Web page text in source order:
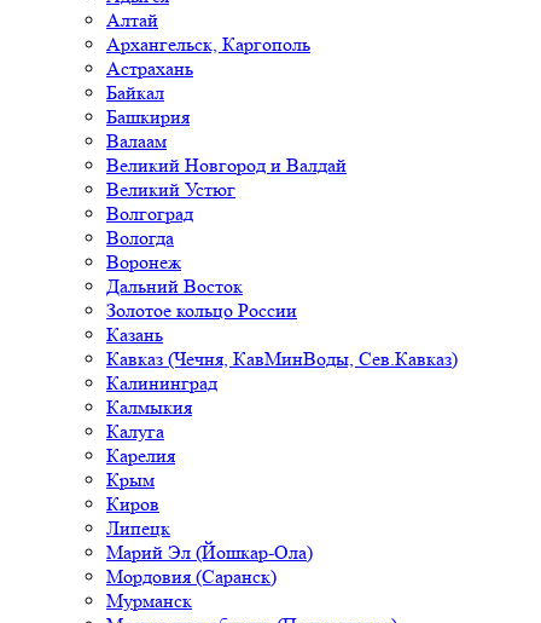
Алтай
Архангельск, Каргополь
Астрахань
Байкал
Башкирия
Валаам
Великий Новгород и Валдай
Великий Устюг
Волгоград
Вологда
Воронеж
Дальний Восток
Золотое кольцо России
Казань
Кавказ (Чечня, КавМинВоды, Сев.Кавказ)
Калининград
Калмыкия
Калуга
Карелия
Крым
Киров
Липецк
Марий Эл (Йошкар-Ола)
Мордовия (Саранск)
Мурманск